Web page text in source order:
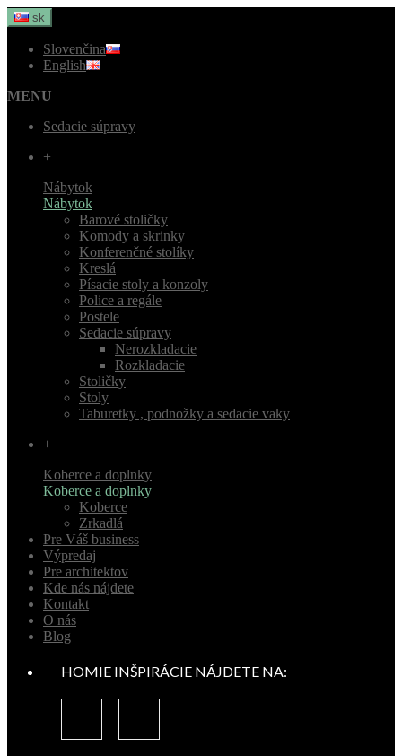
sk
Slovenčina
English
MENU
Sedacie súpravy
+
Nábytok
Nábytok
Barové stoličky
Komody a skrinky
Konferenčné stolíky
Kreslá
Písacie stoly a konzoly
Police a regále
Postele
Sedacie súpravy
Nerozkladacie
Rozkladacie
Stoličky
Stoly
Taburetky , podnožky a sedacie vaky
+
Koberce a doplnky
Koberce a doplnky
Koberce
Zrkadlá
Pre Váš business
Výpredaj
Pre architektov
Kde nás nájdete
Kontakt
O nás
Blog
HOMIE INŠPIRÁCIE NÁJDETE NA: